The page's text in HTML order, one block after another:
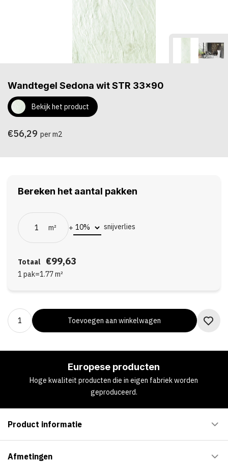
Wandtegel Sedona wit STR 33x90
Bekijk het product
€56,29 per m2
Bereken het aantal pakken
m² + snijverlies
Totaal €99,63
1 pak=1.77m²
Toevoegen aan winkelwagen
Europese producten
Hoge kwaliteit producten die in eigen fabriek worden
geproduceerd.
Product informatie
Afmetingen